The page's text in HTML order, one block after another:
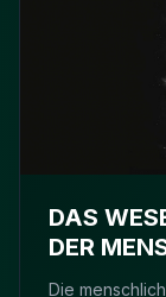
DAS
DER
Die